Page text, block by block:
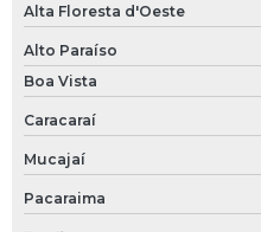
Alta Floresta d'Oeste
Alto Paraíso
Boa Vista
Caracaraí
Mucajaí
Pacaraima